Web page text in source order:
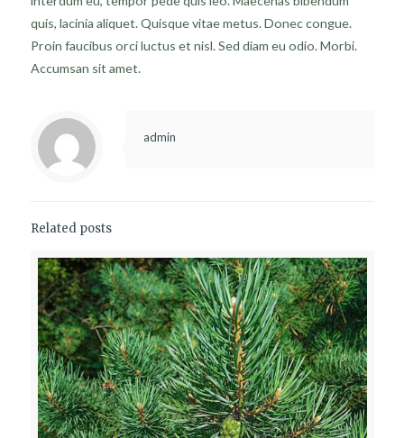
quis, lacinia aliquet. Quisque vitae metus. Donec congue.
Proin faucibus orci luctus et nisl. Sed diam eu odio. Morbi.
Accumsan sit amet.
admin
Related posts